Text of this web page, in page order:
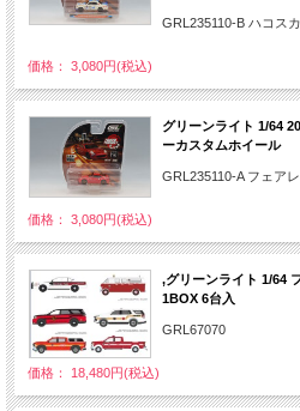
GRL235110-B ハコス
価格： 3,080円(税込)
グリーンライト 1/64
ーカスタムホイール
GRL235110-A フェア
価格： 3,080円(税込)
,グリーンライト 1/64
1BOX 6台入
GRL67070
価格： 18,480円(税込)